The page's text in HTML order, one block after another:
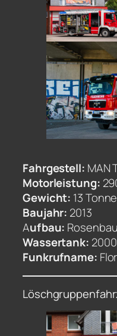
Fahrgestell: MAN
Motorleistung:
Gewicht: 13
Baujahr: 2013
Aufbau:
Wassertank:
Funkrufname: